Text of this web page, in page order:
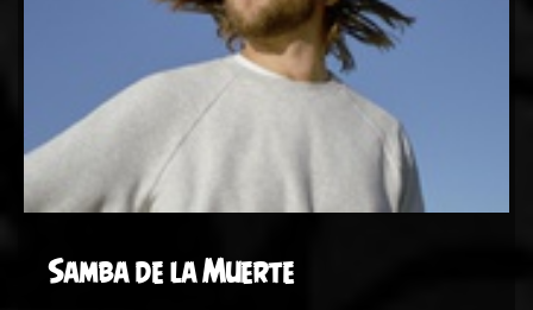
Samba de la Muerte